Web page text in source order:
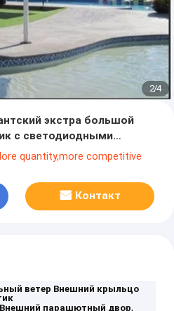
2/4
экстра большой
с светодиодными
quantity,more competitive
Контакт
ветер Внешний крыльцо
парашютный двор,